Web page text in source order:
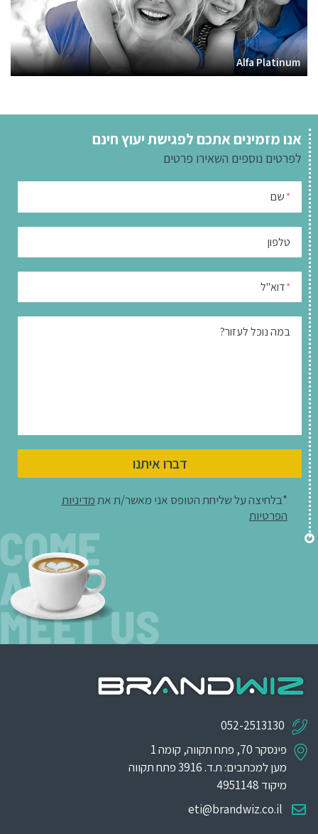
Alfa Platinum
אנו מזמינים אתכם לפגישת יעוץ חינם
לפרטים נוספים השאירו פרטים
* שם
טלפון
*דוא"ל
במה נוכל לעזור?
דברו איתנו
*בלחיצה על שליחת הטופס אני מאשר/ת אתמדיניות
הפרטיות
052-2513130
פינסקר 70, פתח תקווה, קומה 1
מען למכתבים: ת.ד. 3916 פתח תקווה
מיקוד 4951148
eti@brandwiz.co.il